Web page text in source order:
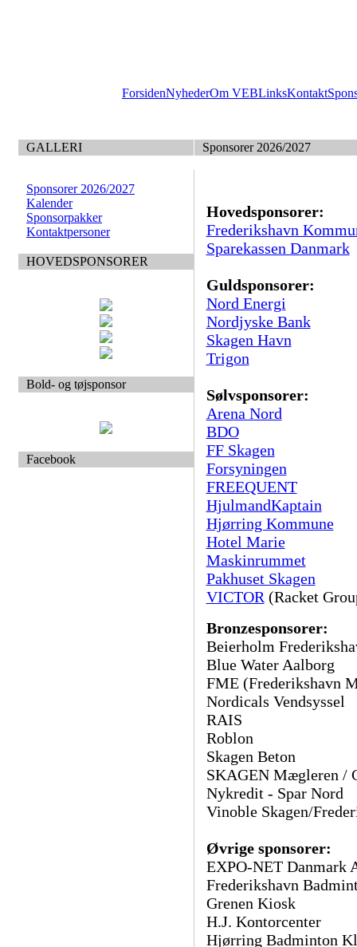
ForsidenNyhederOm VEBLinksKontakt
GALLERI Sponsorer 2026/2027
Sponsorer 2026/2027
Kalender
Sponsorpakker
Kontaktpersoner
HOVEDSPONSORER
Bold- og tøjsponsor
Facebook
Hovedsponsorer:
Frederikshavn
Sparekassen Danmark
Guldsponsorer:
Nord Energi
Nordjyske Bank
Skagen Havn
Trigon
Sølvsponsorer:
Arena Nord
BDO
FF Skagen
Forsyningen
FREEQUENT
HjulmandKaptain
Hjørring Kommune
Hotel Marie
Maskinrummet
Pakhuset Skagen
VICTOR (Racket
Bronzesponsorer:
Beierholm
Blue Water Aalborg
FME (Frederikshavn
Nordicals Vendsyssel
RAIS
Roblon
Skagen Beton
SKAGEN Mægleren /
Nykredit - Spar Nord
Vinoble Skagen/
Øvrige sponsorer:
EXPO-NET Danmark
Frederikshavn
Grenen Kiosk
H.J. Kontorcenter
Hjørring Badminton